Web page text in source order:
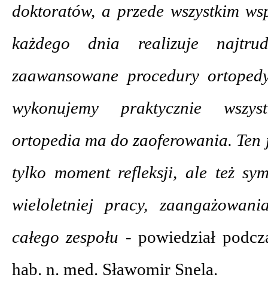
doktoratów, a przede wszystkim
każdego dnia realizuje
zaawansowane procedury
wykonujemy praktycznie
ortopedia ma do zaoferowania.
tylko moment refleksji, ale też
wieloletniej pracy,
całego zespołu -powiedział
hab. n. med. Sławomir Snela.